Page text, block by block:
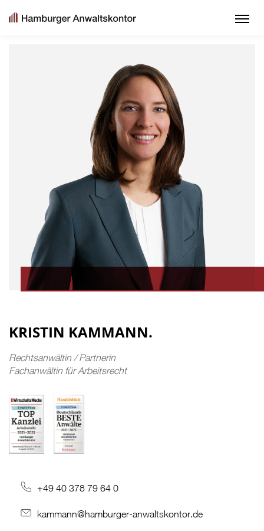
KRISTIN KAMMANN.
Rechtsanwältin / Partnerin
Fachanwältin für Arbeitsrecht
+49 40 378 79 64 0
kammann@hamburger-anwaltskontor.de